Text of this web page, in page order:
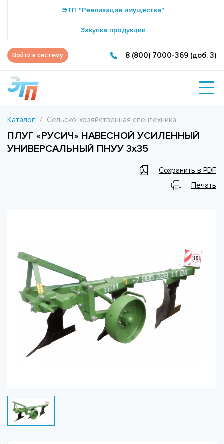
ЭТП "Реализация имущества"
Закупка продукции
Войти в систему 8 (800) 7000-369 (доб. 3)
Каталог Сельско-хозяйственная спецтехника
ПЛУГ «РУСИЧ» НАВЕСНОЙ УСИЛЕННЫЙ
УНИВЕРСАЛЬНЫЙ ПНУУ 3х35
Сохранить в PDF
Печать